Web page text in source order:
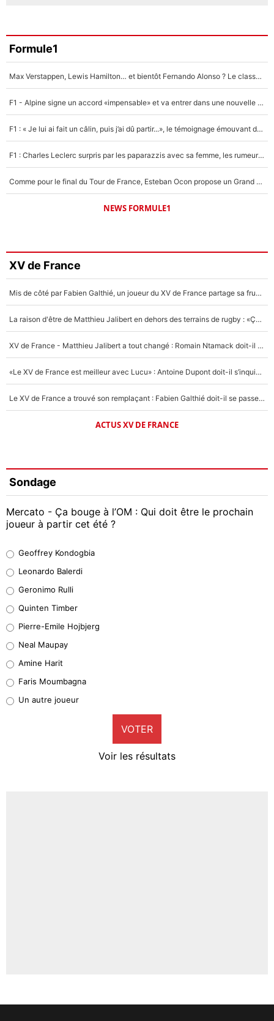
Formule1
Max Verstappen, Lewis Hamilton… et bientôt Fernando Alonso ? Le classement des pilotes les mieux payés en Formule 1 risque de changer !
F1 - Alpine signe un accord «impensable» et va entrer dans une nouvelle dimension : Grande nouvelle pour Pierre Gasly !
F1 : « Je lui ai fait un câlin, puis j’ai dû partir...», le témoignage émouvant de Max Verstappen sur sa fille
F1 : Charles Leclerc surpris par les paparazzis avec sa femme, les rumeurs étaient vraies !
Comme pour le final du Tour de France, Esteban Ocon propose un Grand Prix de Formule 1 à Paris : «Autour de l’Arc de Triomphe, ce serait génial» !
NEWS FORMULE1
XV de France
Mis de côté par Fabien Galthié, un joueur du XV de France partage sa frustration : «ils ne me l’ont pas dit tout de suite»
La raison d'être de Matthieu Jalibert en dehors des terrains de rugby : «Ça m'atteint autant que si tu touches à un membre de ma famille»
XV de France - Matthieu Jalibert a tout changé : Romain Ntamack doit-il s’inquiéter pour sa place à un an de la Coupe du monde ?
«Le XV de France est meilleur avec Lucu» : Antoine Dupont doit-il s’inquiéter pour sa place ?
Le XV de France a trouvé son remplaçant : Fabien Galthié doit-il se passer d'Antoine Dupont ?
ACTUS XV DE FRANCE
Sondage
Mercato - Ça bouge à l’OM : Qui doit être le prochain
joueur à partir cet été ?
38%
32%
5%
1%
9%
Geoffrey Kondogbia
Leonardo Balerdi
Geronimo Rulli
Quinten Timber
Pierre-Emile Hojbjerg
Neal Maupay
Amine Harit
Faris Moumbagna
Un autre joueur
VOTER
Voir les résultats